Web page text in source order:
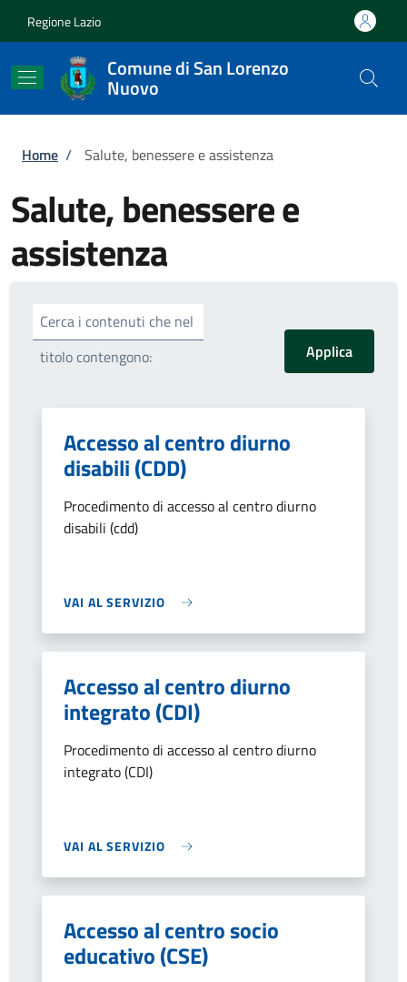
Regione Lazio
Comune di San Lorenzo
Nuovo
Briciole di pane
Home / Salute, benessere e assistenza
Salute, benessere e
assistenza
Cerca i contenuti che nel
titolo contengono:
Accesso al centro diurno
disabili (CDD)
Procedimento di accesso al centro diurno
disabili (cdd)
VAI AL SERVIZIO
Accesso al centro diurno
integrato (CDI)
Procedimento di accesso al centro diurno
integrato (CDI)
VAI AL SERVIZIO
Accesso al centro socio
educativo (CSE)